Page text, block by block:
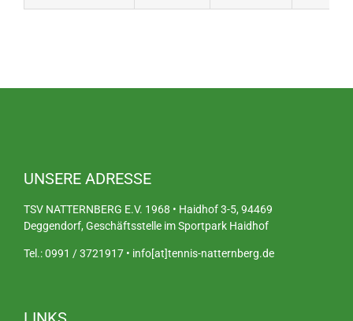
UNSERE ADRESSE
TSV NATTERNBERG E.V. 1968 • Haidhof 3-5, 94469
Deggendorf, Geschäftsstelle im Sportpark Haidhof
Tel.: 0991 / 3721917 • info[at]tennis-natternberg.de